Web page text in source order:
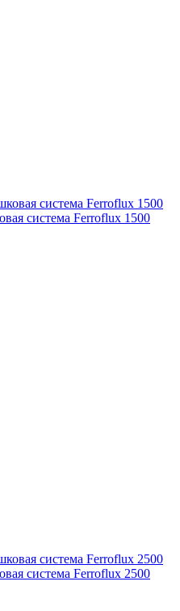
система Ferroflux 1500
система Ferroflux 2500